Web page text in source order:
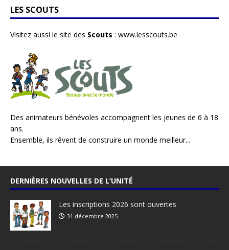
LES SCOUTS
Visitez aussi le site des Scouts : www.lesscouts.be
Des animateurs bénévoles accompagnent les jeunes de 6 à 18
ans.
Ensemble, ils rêvent de construire un monde meilleur...
DERNIÈRES NOUVELLES DE L’UNITÉ
Les inscriptions 2026 sont ouvertes
31 décembre 2025